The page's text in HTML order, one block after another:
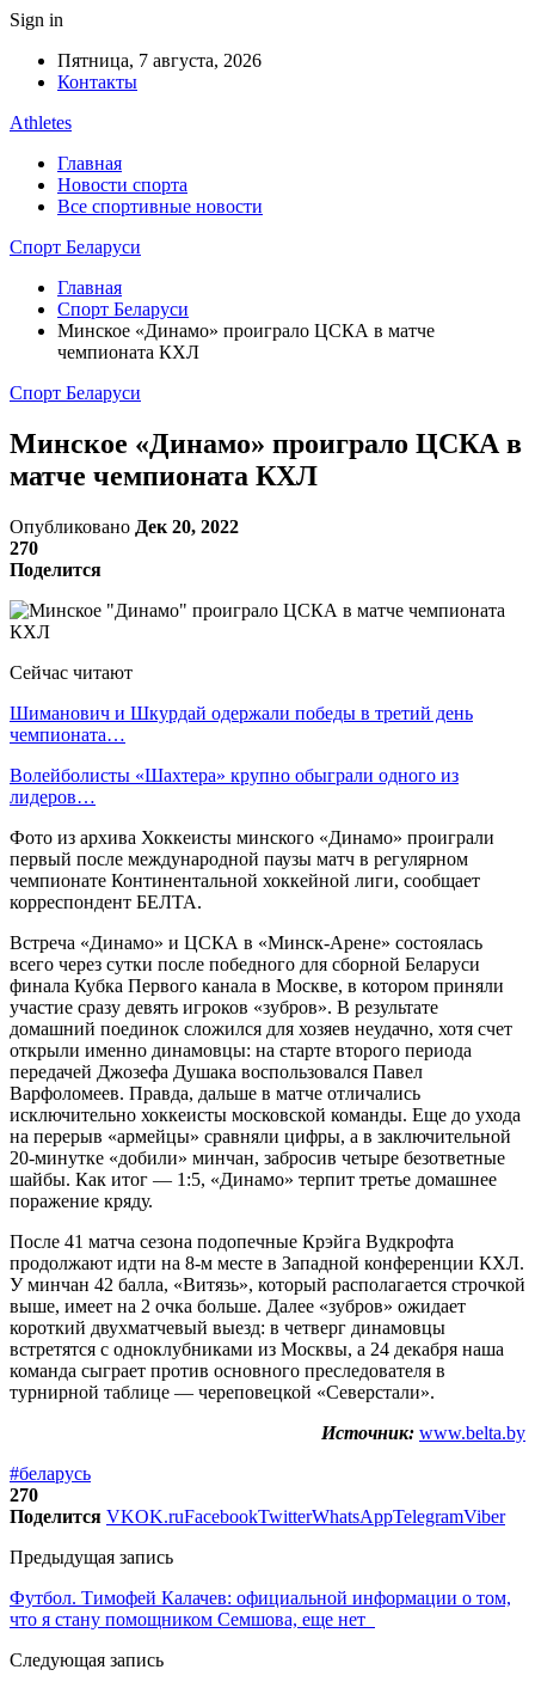
Sign in
Пятница, 7 августа, 2026
Контакты
Athletes
Главная
Новости спорта
Все спортивные новости
Спорт Беларуси
Главная
Спорт Беларуси
Минское «Динамо» проиграло ЦСКА в матче
чемпионата КХЛ
Спорт Беларуси
Минское «Динамо» проиграло ЦСКА в
матче чемпионата КХЛ
Опубликовано Дек 20, 2022
270
Поделится
Сейчас читают
Шиманович и Шкурдай одержали победы в третий день
чемпионата…
Волейболисты «Шахтера» крупно обыграли одного из
лидеров…
Фото из архива Хоккеисты минского «Динамо» проиграли
первый после международной паузы матч в регулярном
чемпионате Континентальной хоккейной лиги, сообщает
корреспондент БЕЛТА.
Встреча «Динамо» и ЦСКА в «Минск-Арене» состоялась
всего через сутки после победного для сборной Беларуси
финала Кубка Первого канала в Москве, в котором приняли
участие сразу девять игроков «зубров». В результате
домашний поединок сложился для хозяев неудачно, хотя счет
открыли именно динамовцы: на старте второго периода
передачей Джозефа Душака воспользовался Павел
Варфоломеев. Правда, дальше в матче отличались
исключительно хоккеисты московской команды. Еще до ухода
на перерыв «армейцы» сравняли цифры, а в заключительной
20-минутке «добили» минчан, забросив четыре безответные
шайбы. Как итог — 1:5, «Динамо» терпит третье домашнее
поражение кряду.
После 41 матча сезона подопечные Крэйга Вудкрофта
продолжают идти на 8-м месте в Западной конференции КХЛ.
У минчан 42 балла, «Витязь», который располагается строчкой
выше, имеет на 2 очка больше. Далее «зубров» ожидает
короткий двухматчевый выезд: в четверг динамовцы
встретятся с одноклубниками из Москвы, а 24 декабря наша
команда сыграет против основного преследователя в
турнирной таблице — череповецкой «Северстали».
Источник: www.belta.by
#беларусь
270
Поделится VKOK.ruFacebookTwitterWhatsAppTelegramViber
Предыдущая запись
Футбол. Тимофей Калачев: официальной информации о том,
что я стану помощником Семшова, еще нет
Следующая запись